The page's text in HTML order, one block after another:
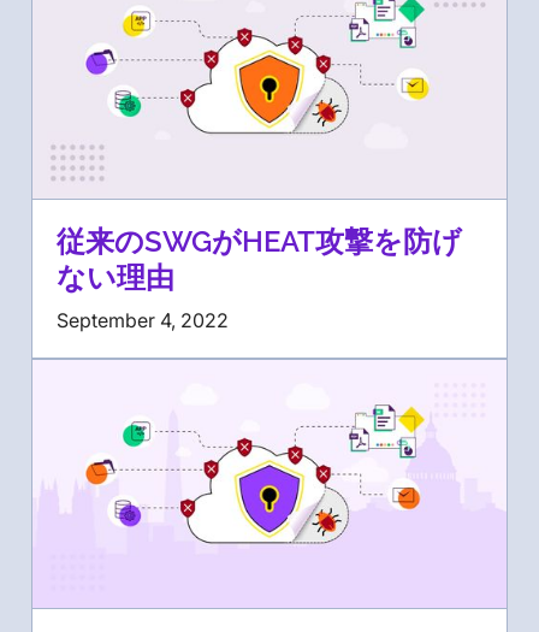
従来のSWGがHEAT攻撃を防げ
ない理由
September 4, 2022